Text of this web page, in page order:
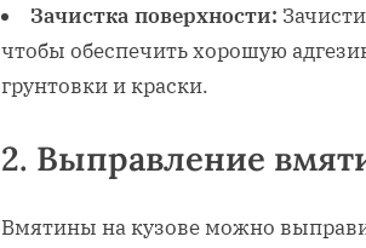
Зачистка поверхности:
чтобы обеспечить хорошую
грунтовки и краски.
2. Выправление
Вмятины на кузове можно